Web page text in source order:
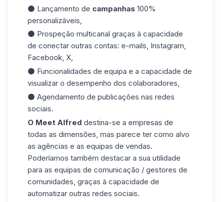
⚫ Lançamento de campanhas 100%
personalizáveis,
⚫ Prospeção multicanal graças à capacidade
de conectar outras contas: e-mails, Instagram,
Facebook, X,
⚫ Funcionalidades de equipa e a capacidade de
visualizar o desempenho dos colaboradores,
⚫ Agendamento de publicações nas redes
sociais.
O Meet Alfred destina-se a empresas de
todas as dimensões, mas parece ter como alvo
as agências e as equipas de vendas.
Poderíamos também destacar a sua utilidade
para as equipas de comunicação / gestores de
comunidades, graças à capacidade de
automatizar outras redes sociais.